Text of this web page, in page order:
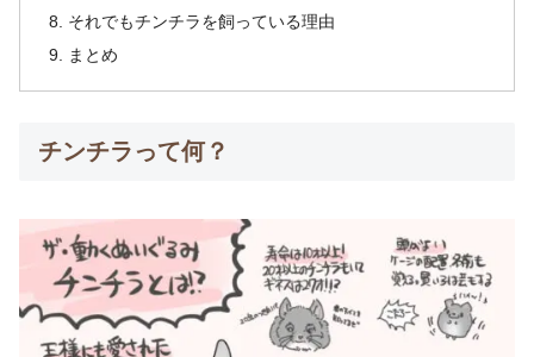
それでもチンチラを飼っている理由
まとめ
チンチラって何？